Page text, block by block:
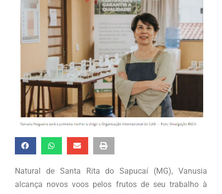
Natural de Santa Rita do Sapucaí (MG), Vanusia
alcança novos voos pelos frutos de seu trabalho à